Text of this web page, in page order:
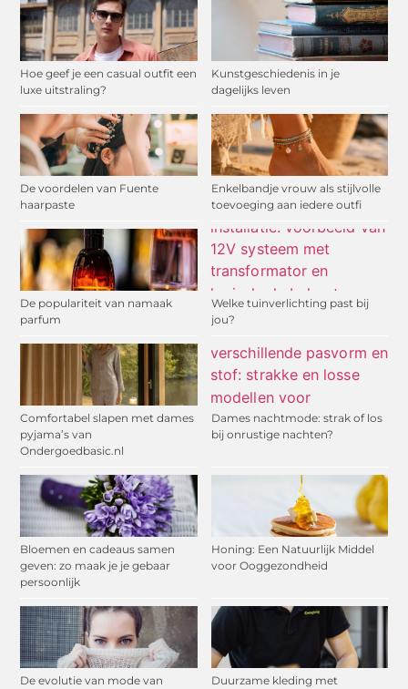
Hoe geef je een casual outfit een
luxe uitstraling?
Kunstgeschiedenis in je
dagelijks leven
De voordelen van Fuente
haarpaste
Enkelbandje vrouw als stijlvolle
toevoeging aan iedere outfi
De populariteit van namaak
parfum
Welke tuinverlichting past bij
jou?
Comfortabel slapen met dames
pyjama’s van
Ondergoedbasic.nl
Dames nachtmode: strak of los
bij onrustige nachten?
Bloemen en cadeaus samen
geven: zo maak je je gebaar
persoonlijk
Honing: Een Natuurlijk Middel
voor Ooggezondheid
De evolutie van mode van
Duurzame kleding met